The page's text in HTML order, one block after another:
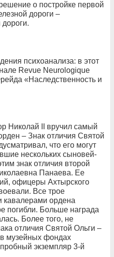
о постройке первой
дороги –
дороги.
психоанализа: в этот
Revue Neurologique
«Наследственность и
Николай II вручил самый
– Знак отличия Святой
что его могут
нескольких сыновей-
знак отличия второй
Панаева. Ее
офицеры Ахтырского
Все трое
кавалерами ордена
погибли. Больше награда
Более того, не
отличия Святой Ольги –
музейных фондах
экземпляр 3-й